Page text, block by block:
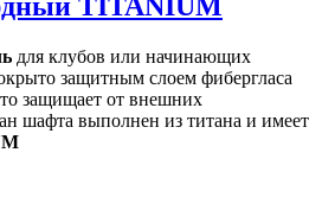
TITANIUM
для клубов или начинающих
защитным слоем фибергласа
защищает от внешних
шафта выполнен из титана и имеет